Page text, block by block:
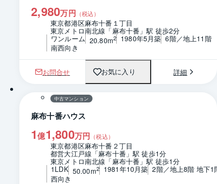
2,980万円 （税込）
東京都港区麻布十番１丁目
東京メトロ南北線「麻布十番」駅 徒歩2分
ワンルーム 20.80m2 1980年5月築 6階／地上11階
南西向き
お問合せ お気に入り 詳細
1 / 0 間取り
中古マンション
麻布十番ハウス
1億1,800万円 （税込）
東京都港区麻布十番２丁目
都営大江戸線「麻布十番」駅 徒歩1分
東京メトロ南北線「麻布十番」駅 徒歩1分
1LDK 50.00m2 1981年10月築 2階／地上8階 地下1
西向き